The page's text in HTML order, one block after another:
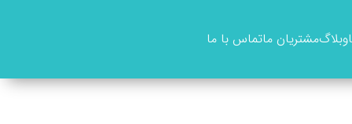
وبلاگمشتریان ماتماس با ما